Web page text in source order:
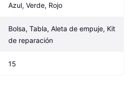
Azul, Verde, Rojo
Bolsa, Tabla, Aleta de empuje, Kit
de reparación
15